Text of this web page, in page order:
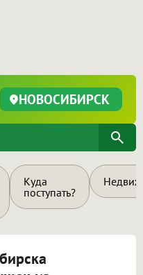
НОВОСИБИРСК
Куда
поступать?